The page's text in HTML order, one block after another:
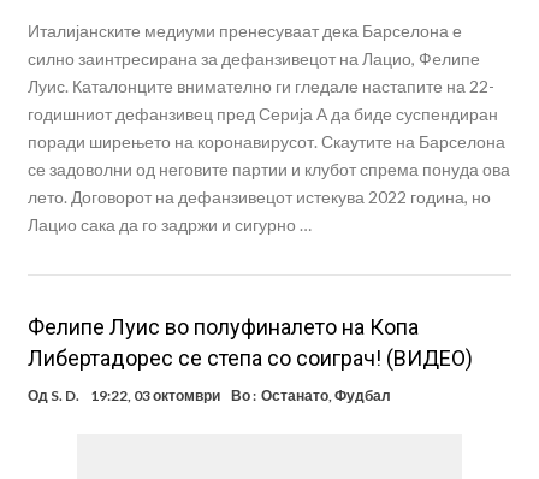
Италијанските медиуми пренесуваат дека Барселона е
силно заинтресирана за дефанзивецот на Лацио, Фeлипе
Луис. Каталонците внимателно ги гледале настапите на 22-
годишниот дефанзивец пред Серија А да биде суспендиран
поради ширењето на коронавирусот. Скаутите на Барселона
се задоволни од неговите партии и клубот спрема понуда ова
лето. Договорот на дефанзивецот истекува 2022 година, но
Лацио сака да го задржи и сигурно …
Фелипе Луис во полуфиналето на Копа
Либертадорес се степа со соиграч! (ВИДЕО)
Од S. D. 19:22, 03 октомври Во : Останато, Фудбал